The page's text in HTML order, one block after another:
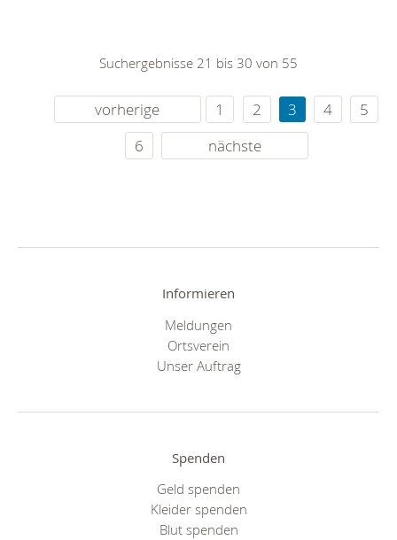
Suchergebnisse 21 bis 30 von 55
vorherige 1 2 3 4
5
6
nächste
Informieren
Meldungen
Ortsverein
Unser Auftrag
Spenden
Geld spenden
Kleider spenden
Blut spenden